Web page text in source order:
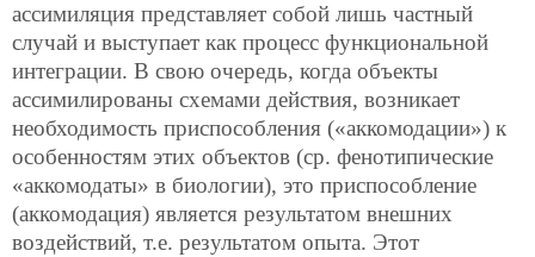
ассимиляция представляет собой лишь частный
случай и выступает как процесс функциональной
интеграции. В свою очередь, когда объекты
ассимилированы схемами действия, возникает
необходимость приспособления («аккомодации») к
особенностям этих объектов (ср. фенотипические
«аккомодаты» в биологии), это приспособление
(аккомодация) является результатом внешних
воздействий, т.е. результатом опыта. Этот